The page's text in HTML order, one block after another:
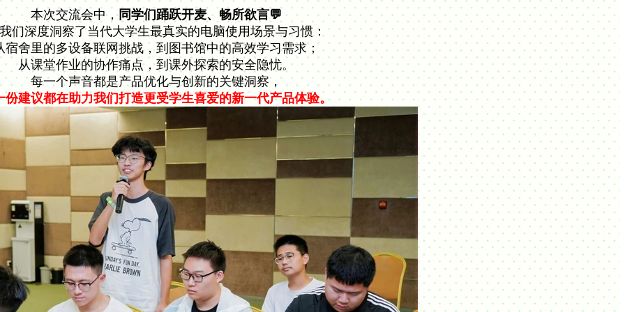
本次交流会中， 同学们踊跃开麦、畅所欲言💬
们深度洞察了当代大学生最真实的电脑使用场景与习惯：
宿舍里的多设备联网挑战，到图书馆中的高效学习需求；
从课堂作业的协作痛点，到课外探索的安全隐忧。
每一个声音都是产品优化与创新的关键洞察，
份建议都在助力我们打造更受学生喜爱的新一代产品体验。